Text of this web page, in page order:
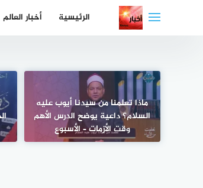
الرئيسية أخبار العالم
ماذا تعلمنا من سيدنا أيوب عليه
السلام؟ داعية يوضح الدرس الأهم
وقت الأزمات – الأسبوع